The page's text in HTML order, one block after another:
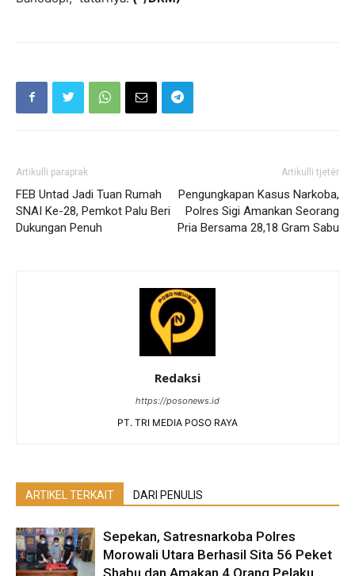
Artikulli paraprak
FEB Untad Jadi Tuan Rumah
SNAI Ke-28, Pemkot Palu Beri
Dukungan Penuh
Artikulli tjetër
Pengungkapan Kasus Narkoba,
Polres Sigi Amankan Seorang
Pria Bersama 28,18 Gram Sabu
Redaksi
https://posonews.id
PT. TRI MEDIA POSO RAYA
ARTIKEL TERKAIT DARI PENULIS
Sepekan, Satresnarkoba Polres
Morowali Utara Berhasil Sita 56 Peket
Shabu dan Amakan 4 Orang Pelaku